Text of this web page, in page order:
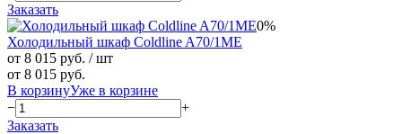
Заказать
0%
Холодильный шкаф Coldline A70/1ME
от 8 015 руб. / шт
от 8 015 руб.
В корзинуУже в корзине
−
+
Заказать